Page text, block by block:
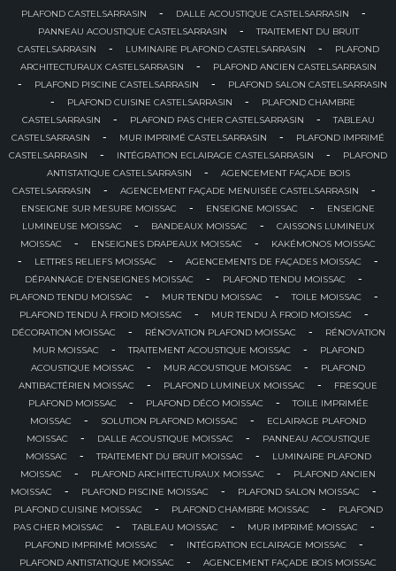
PLAFOND CASTELSARRASIN
- DALLE ACOUSTIQUE CASTELSARRASIN -
PANNEAU ACOUSTIQUE CASTELSARRASIN -
TRAITEMENT DU BRUIT
CASTELSARRASIN
- LUMINAIRE PLAFOND CASTELSARRASIN -
PLAFOND
ARCHITECTURAUX CASTELSARRASIN
- PLAFOND ANCIEN CASTELSARRASIN
- PLAFOND PISCINE CASTELSARRASIN - PLAFOND SALON CASTELSARRASIN
- PLAFOND CUISINE CASTELSARRASIN -
PLAFOND CHAMBRE
CASTELSARRASIN
- PLAFOND PAS CHER CASTELSARRASIN -
TABLEAU
CASTELSARRASIN
- MUR IMPRIMÉ CASTELSARRASIN -
PLAFOND IMPRIMÉ
CASTELSARRASIN
- INTÉGRATION ECLAIRAGE CASTELSARRASIN -
PLAFOND
ANTISTATIQUE CASTELSARRASIN
-
AGENCEMENT FAÇADE BOIS
CASTELSARRASIN
- AGENCEMENT FAÇADE MENUISÉE CASTELSARRASIN -
ENSEIGNE SUR MESURE MOISSAC - ENSEIGNE MOISSAC -
ENSEIGNE
LUMINEUSE MOISSAC
- BANDEAUX MOISSAC -
CAISSONS LUMINEUX
MOISSAC
- ENSEIGNES DRAPEAUX MOISSAC - KAKÉMONOS MOISSAC
- LETTRES RELIEFS MOISSAC - AGENCEMENTS DE FAÇADES MOISSAC -
DÉPANNAGE D'ENSEIGNES MOISSAC - PLAFOND TENDU MOISSAC -
PLAFOND TENDU MOISSAC - MUR TENDU MOISSAC - TOILE MOISSAC -
PLAFOND TENDU À FROID MOISSAC - MUR TENDU À FROID MOISSAC -
DÉCORATION MOISSAC - RÉNOVATION PLAFOND MOISSAC -
RÉNOVATION
MUR MOISSAC
- TRAITEMENT ACOUSTIQUE MOISSAC -
PLAFOND
ACOUSTIQUE MOISSAC
- MUR ACOUSTIQUE MOISSAC -
PLAFOND
ANTIBACTÉRIEN MOISSAC
- PLAFOND LUMINEUX MOISSAC -
FRESQUE
PLAFOND MOISSAC
- PLAFOND DÉCO MOISSAC -
TOILE IMPRIMÉE
MOISSAC
- SOLUTION PLAFOND MOISSAC -
ECLAIRAGE PLAFOND
MOISSAC
- DALLE ACOUSTIQUE MOISSAC -
PANNEAU ACOUSTIQUE
MOISSAC
- TRAITEMENT DU BRUIT MOISSAC -
LUMINAIRE PLAFOND
MOISSAC
- PLAFOND ARCHITECTURAUX MOISSAC -
PLAFOND ANCIEN
MOISSAC
- PLAFOND PISCINE MOISSAC - PLAFOND SALON MOISSAC -
PLAFOND CUISINE MOISSAC - PLAFOND CHAMBRE MOISSAC -
PLAFOND
PAS CHER MOISSAC
- TABLEAU MOISSAC - MUR IMPRIMÉ MOISSAC -
PLAFOND IMPRIMÉ MOISSAC - INTÉGRATION ECLAIRAGE MOISSAC -
PLAFOND ANTISTATIQUE MOISSAC - AGENCEMENT FAÇADE BOIS MOISSAC